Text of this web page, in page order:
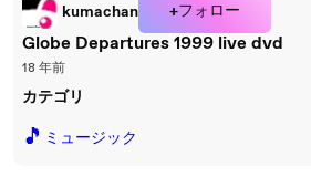
kumachan +フォロー
Globe Departures 1999 live dvd
18 年前
カテゴリ
🎵 ミュージック